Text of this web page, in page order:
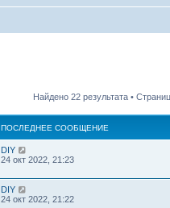
Найдено 22 результата •
ПОСЛЕДНЕЕ СООБЩЕНИЕ
DIY
24 окт 2022, 21:23
DIY
24 окт 2022, 21:22